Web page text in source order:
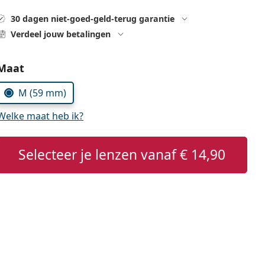
30 dagen niet-goed-geld-terug garantie
Verdeel jouw betalingen
parameters:
M (59 mm)
maat heb ik?
Selecteer je lenzen vanaf€ 14,90